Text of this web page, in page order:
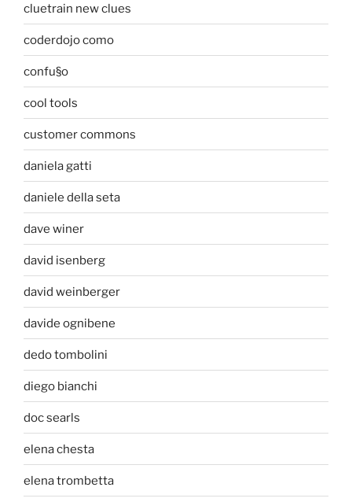
cluetrain new clues
coderdojo como
confu§o
cool tools
customer commons
daniela gatti
daniele della seta
dave winer
david isenberg
david weinberger
davide ognibene
dedo tombolini
diego bianchi
doc searls
elena chesta
elena trombetta